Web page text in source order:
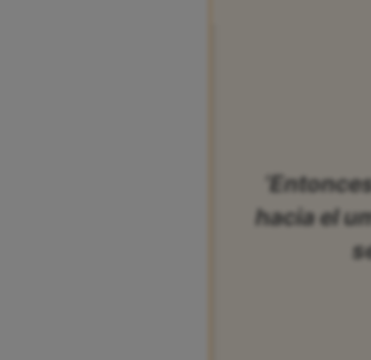
hacia el